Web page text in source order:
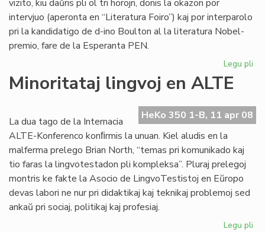
vizito, kiu daŭris pli ol tri horojn, donis la okazon por
intervjuo (aperonta en “Literatura Foiro”) kaj por interparolo
pri la kandidatigo de d-ino Boulton al la literatura Nobel-
premio, fare de la Esperanta PEN.
Legu pli
Minoritataj lingvoj en ALTE
HeKo 350 1-B, 11 apr 08
La dua tago de la Internacia
ALTE-Konferenco konﬁrmis la unuan. Kiel aludis en la
malferma prelego Brian North, “temas pri komunikado kaj
tio faras la lingvotestadon pli kompleksa”. Pluraj prelegoj
montris ke fakte la Asocio de LingvoTestistoj en Eŭropo
devas labori ne nur pri didaktikaj kaj teknikaj problemoj sed
ankaŭ pri sociaj, politikaj kaj profesiaj.
Legu pli